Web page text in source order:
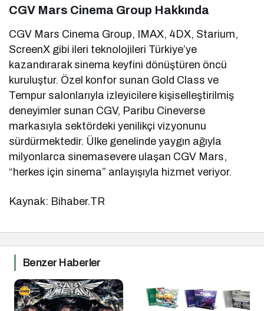
CGV Mars Cinema Group Hakkında
CGV Mars Cinema Group, IMAX, 4DX, Starium,
ScreenX gibi ileri teknolojileri Türkiye’ye
kazandırarak sinema keyfini dönüştüren öncü
kuruluştur. Özel konfor sunan Gold Class ve
Tempur salonlarıyla izleyicilere kişiselleştirilmiş
deneyimler sunan CGV, Paribu Cineverse
markasıyla sektördeki yenilikçi vizyonunu
sürdürmektedir. Ülke genelinde yaygın ağıyla
milyonlarca sinemasevere ulaşan CGV Mars,
“herkes için sinema” anlayışıyla hizmet veriyor.
Kaynak: Bihaber.TR
Benzer Haberler